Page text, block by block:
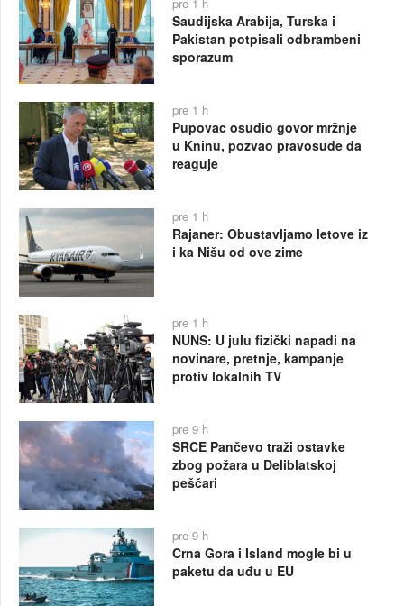
Saudijska Arabija, Turska i
Pakistan potpisali odbrambeni
sporazum
pre 1 h
Pupovac osudio govor mržnje
u Kninu, pozvao pravosuđe da
reaguje
pre 1 h
Rajaner: Obustavljamo letove iz
i ka Nišu od ove zime
pre 1 h
NUNS: U julu fizički napadi na
novinare, pretnje, kampanje
protiv lokalnih TV
pre 9 h
SRCE Pančevo traži ostavke
zbog požara u Deliblatskoj
peščari
pre 9 h
Crna Gora i Island mogle bi u
paketu da uđu u EU